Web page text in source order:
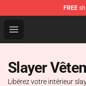
FREE
Open menu
Slayer Store -
Slayer
Libérez votre intérieur